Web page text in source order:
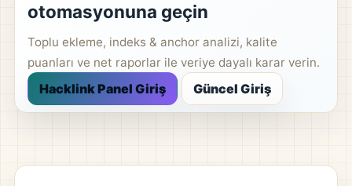
otomasyonuna geçin
Toplu ekleme, indeks & anchor analizi, kalite
puanları ve net raporlar ile veriye dayalı karar verin.
Hacklink Panel Giriş Güncel Giriş